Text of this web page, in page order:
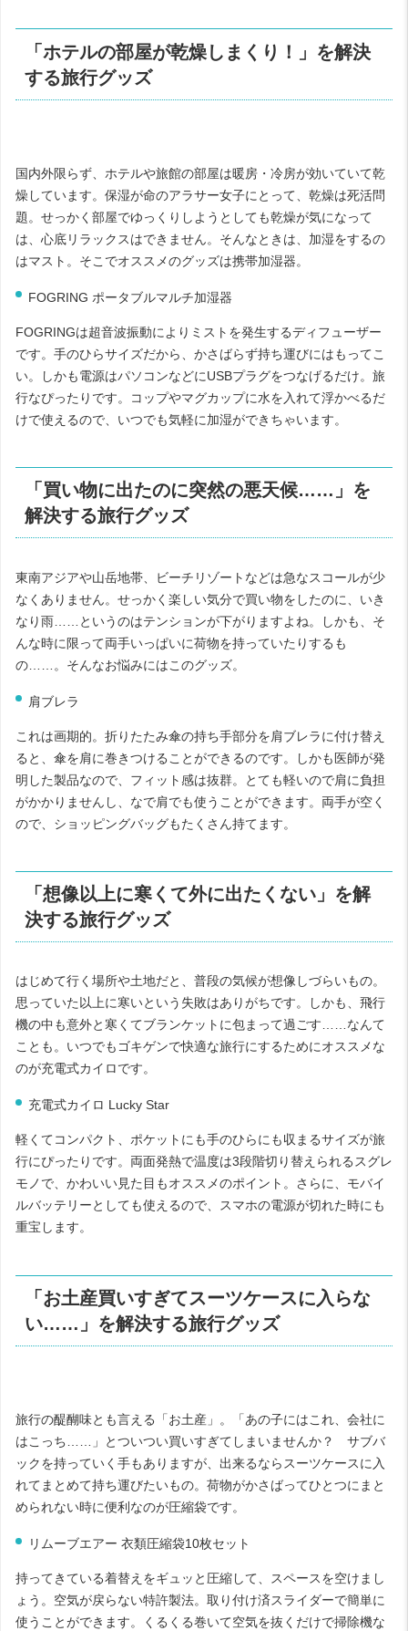
「ホテルの部屋が乾燥しまくり！」を解決
する旅行グッズ
国内外限らず、ホテルや旅館の部屋は暖房・冷房が効いていて乾
燥しています。保湿が命のアラサー女子にとって、乾燥は死活問
題。せっかく部屋でゆっくりしようとしても乾燥が気になって
は、心底リラックスはできません。そんなときは、加湿をするの
はマスト。そこでオススメのグッズは携帯加湿器。
FOGRING ポータブルマルチ加湿器
FOGRINGは超音波振動によりミストを発生するディフューザー
です。手のひらサイズだから、かさばらず持ち運びにはもってこ
い。しかも電源はパソコンなどにUSBプラグをつなげるだけ。旅
行なぴったりです。コップやマグカップに水を入れて浮かべるだ
けで使えるので、いつでも気軽に加湿ができちゃいます。
「買い物に出たのに突然の悪天候……」を
解決する旅行グッズ
東南アジアや山岳地帯、ビーチリゾートなどは急なスコールが少
なくありません。せっかく楽しい気分で買い物をしたのに、いき
なり雨……というのはテンションが下がりますよね。しかも、そ
んな時に限って両手いっぱいに荷物を持っていたりするも
の……。そんなお悩みにはこのグッズ。
肩ブレラ
これは画期的。折りたたみ傘の持ち手部分を肩ブレラに付け替え
ると、傘を肩に巻きつけることができるのです。しかも医師が発
明した製品なので、フィット感は抜群。とても軽いので肩に負担
がかかりませんし、なで肩でも使うことができます。両手が空く
ので、ショッピングバッグもたくさん持てます。
「想像以上に寒くて外に出たくない」を解
決する旅行グッズ
はじめて行く場所や土地だと、普段の気候が想像しづらいもの。
思っていた以上に寒いという失敗はありがちです。しかも、飛行
機の中も意外と寒くてブランケットに包まって過ごす……なんて
ことも。いつでもゴキゲンで快適な旅行にするためにオススメな
のが充電式カイロです。
充電式カイロ Lucky Star
軽くてコンパクト、ポケットにも手のひらにも収まるサイズが旅
行にぴったりです。両面発熱で温度は3段階切り替えられるスグレ
モノで、かわいい見た目もオススメのポイント。さらに、モバイ
ルバッテリーとしても使えるので、スマホの電源が切れた時にも
重宝します。
「お土産買いすぎてスーツケースに入らな
い……」を解決する旅行グッズ
旅行の醍醐味とも言える「お土産」。「あの子にはこれ、会社に
はこっち……」とついつい買いすぎてしまいませんか？ サブバ
ックを持っていく手もありますが、出来るならスーツケースに入
れてまとめて持ち運びたいもの。荷物がかさばってひとつにまと
められない時に便利なのが圧縮袋です。
リムーブエアー 衣類圧縮袋10枚セット
持ってきている着替えをギュッと圧縮して、スペースを空けまし
ょう。空気が戻らない特許製法。取り付け済スライダーで簡単に
使うことができます。くるくる巻いて空気を抜くだけで掃除機な